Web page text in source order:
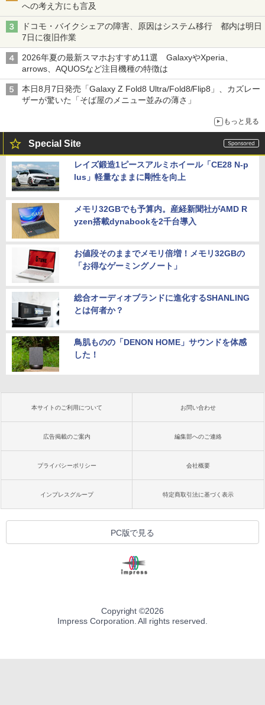
への考え方にも言及
ドコモ・バイクシェアの障害、原因はシステム移行 都内は明日
7日に復旧作業
2026年夏の最新スマホおすすめ11選 GalaxyやXperia、
arrows、AQUOSなど注目機種の特徴は
本日8月7日発売「Galaxy Z Fold8 Ultra/Fold8/Flip8」、カズレー
ザーが驚いた「そば屋のメニュー並みの薄さ」
もっと見る
Special Site
レイズ鍛造1ピースアルミホイール「CE28 N-p
lus」軽量なままに剛性を向上
メモリ32GBでも予算内。産経新聞社がAMD R
yzen搭載dynabookを2千台導入
お値段そのままでメモリ倍増！メモリ32GBの
「お得なゲーミングノート」
総合オーディオブランドに進化するSHANLING
とは何者か？
鳥肌ものの「DENON HOME」サウンドを体感
した！
本サイトのご利用について お問い合わせ
広告掲載のご案内 編集部へのご連絡
プライバシーポリシー 会社概要
インプレスグループ 特定商取引法に基づく表示
PC版で見る
Copyright ©2026
Impress Corporation. All rights reserved.